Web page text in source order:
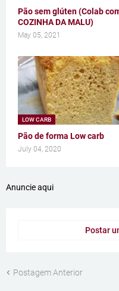
Pão sem glúten (Colab
COZINHA DA MALU)
May 05, 2021
LOW CARB
Pão de forma Low carb
July 04, 2020
Anuncie aqui
Postar
Postagem Anterior